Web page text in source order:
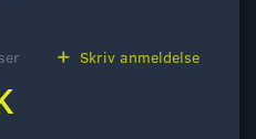
Skriv anmeldelse